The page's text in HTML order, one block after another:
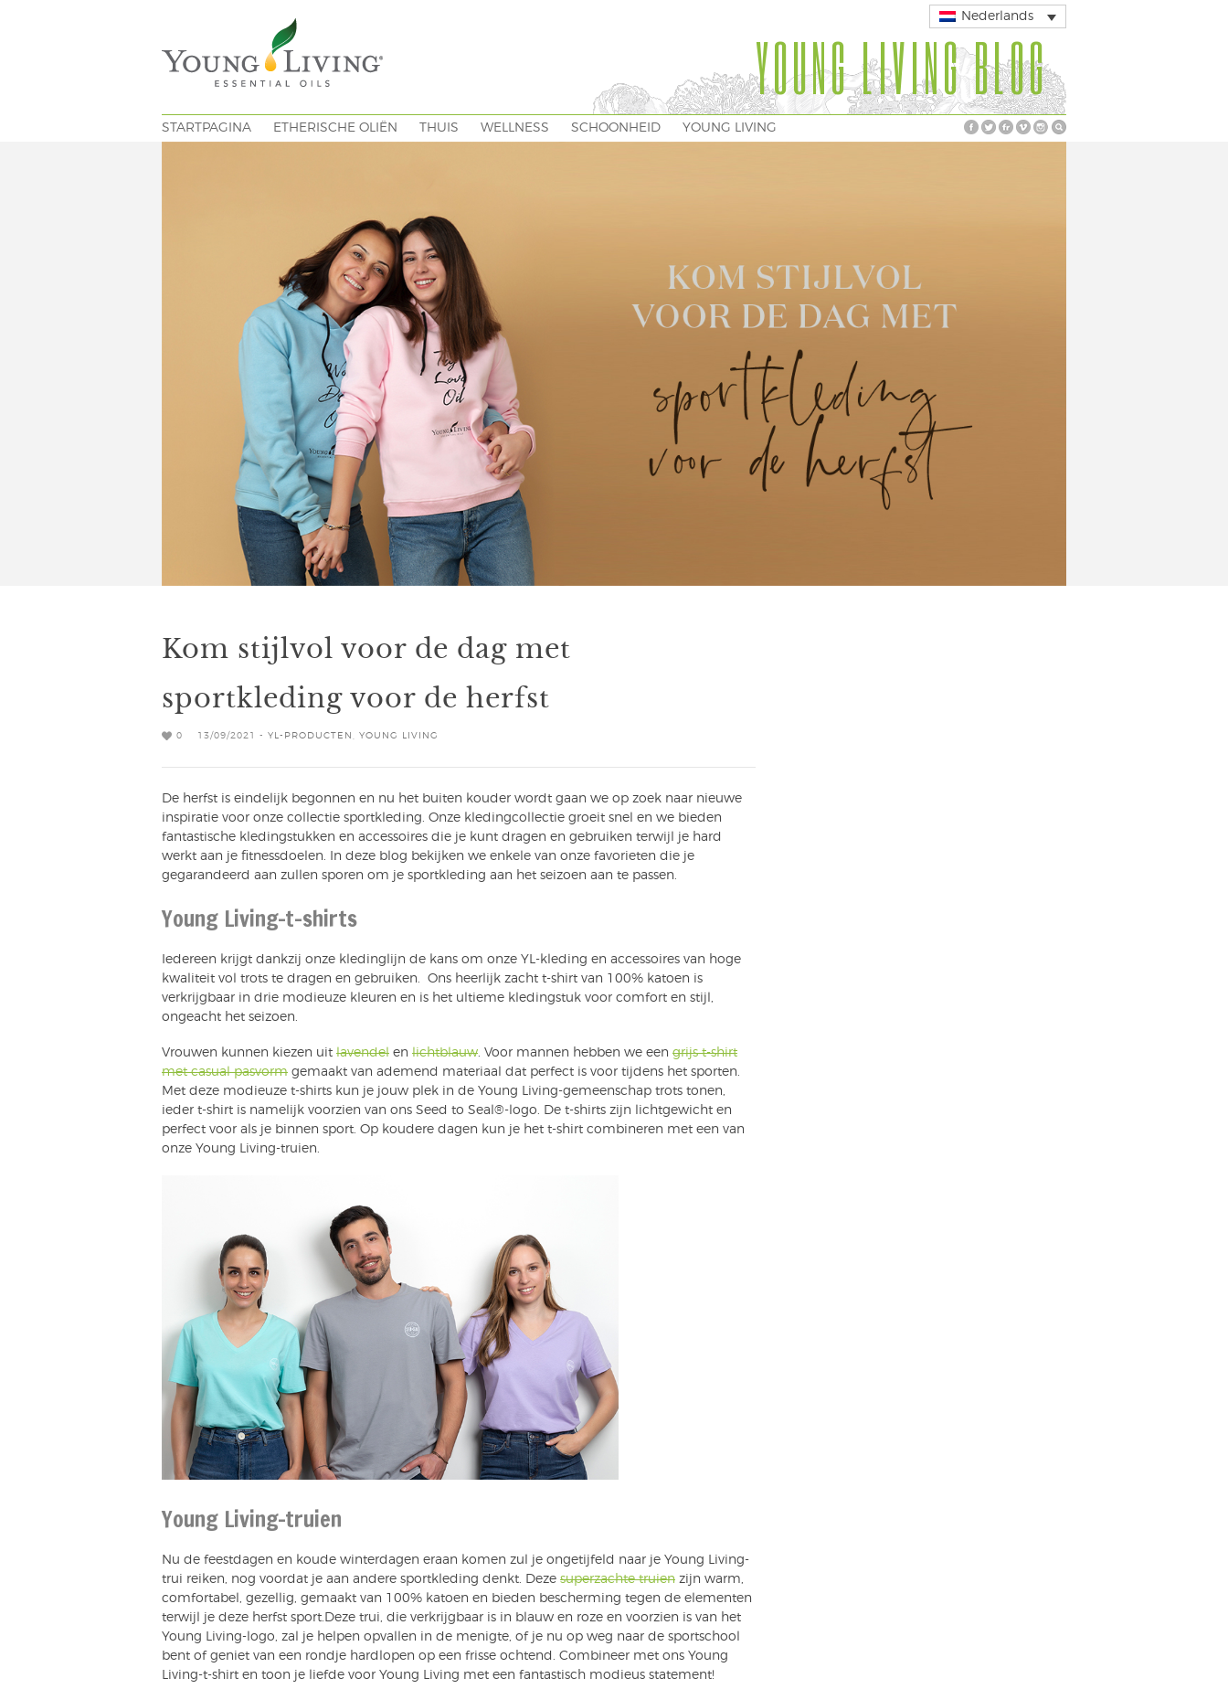
Nederlands
YOUNG LIVING BLOG
STARTPAGINA ETHERISCHE OLIËN THUIS WELLNESS SCHOONHEID YOUNG LIVING
Kom stijlvol voor de dag met
sportkleding voor de herfst
0 13/09/2021 - YL-PRODUCTEN YOUNG LIVING
De herfst is eindelijk begonnen en nu het buiten kouder wordt gaan we op zoek naar nieuwe
inspiratie voor onze collectie sportkleding. Onze kledingcollectie groeit snel en we bieden
fantastische kledingstukken en accessoires die je kunt dragen en gebruiken terwijl je hard
werkt aan je fitnessdoelen. In deze blog bekijken we enkele van onze favorieten die je
gegarandeerd aan zullen sporen om je sportkleding aan het seizoen aan te passen.
Young Living-t-shirts
Iedereen krijgt dankzij onze kledinglijn de kans om onze YL-kleding en accessoires van hoge
kwaliteit vol trots te dragen en gebruiken. Ons heerlijk zacht t-shirt van 100% katoen is
verkrijgbaar in drie modieuze kleuren en is het ultieme kledingstuk voor comfort en stijl,
ongeacht het seizoen.
Vrouwen kunnen kiezen uit lavendel en lichtblauw . Voor mannen hebben we een grijs t-shirt
met casual pasvorm gemaakt van ademend materiaal dat perfect is voor tijdens het sporten.
Met deze modieuze t-shirts kun je jouw plek in de Young Living-gemeenschap trots tonen,
ieder t-shirt is namelijk voorzien van ons Seed to Seal®-logo. De t-shirts zijn lichtgewicht en
perfect voor als je binnen sport. Op koudere dagen kun je het t-shirt combineren met een van
onze Young Living-truien.
Young Living-truien
Nu de feestdagen en koude winterdagen eraan komen zul je ongetijfeld naar je Young Living-
trui reiken, nog voordat je aan andere sportkleding denkt. Deze superzachte truien zijn warm,
comfortabel, gezellig, gemaakt van 100% katoen en bieden bescherming tegen de elementen
terwijl je deze herfst sport.Deze trui, die verkrijgbaar is in blauw en roze en voorzien is van het
Young Living-logo, zal je helpen opvallen in de menigte, of je nu op weg naar de sportschool
bent of geniet van een rondje hardlopen op een frisse ochtend. Combineer met ons Young
Living-t-shirt en toon je liefde voor Young Living met een fantastisch modieus statement!